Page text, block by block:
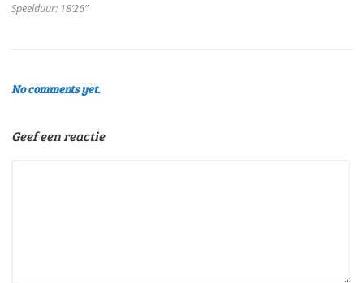
Speelduur: 18’26”
No comments yet.
Geef een reactie